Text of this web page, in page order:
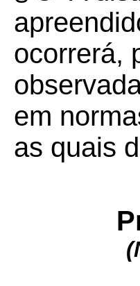
ocorrerá,
em
as quais